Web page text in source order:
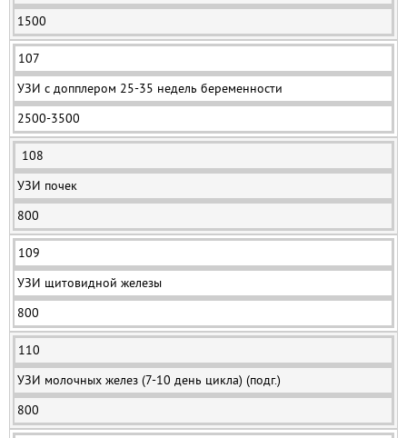
1500
107
УЗИ с допплером 25-35 недель беременности
2500-3500
108
УЗИ почек
800
109
УЗИ щитовидной железы
800
110
УЗИ молочных желез (7-10 день цикла) (подг.)
800